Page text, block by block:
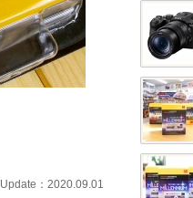
Update：2020.09.01